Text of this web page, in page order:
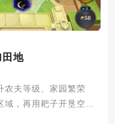
田地
农夫等级、家园繁荣
域，再用耙子开垦空
成农场订单可高效扩充